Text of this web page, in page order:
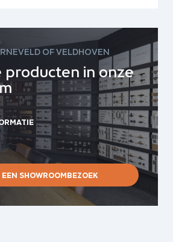
OF VELDHOVEN
producten in onze
SHOWROOMBEZOEK